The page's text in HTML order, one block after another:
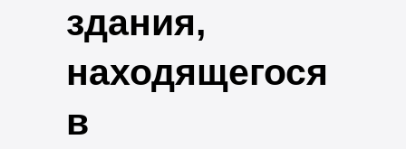
здания,
находящегося
в